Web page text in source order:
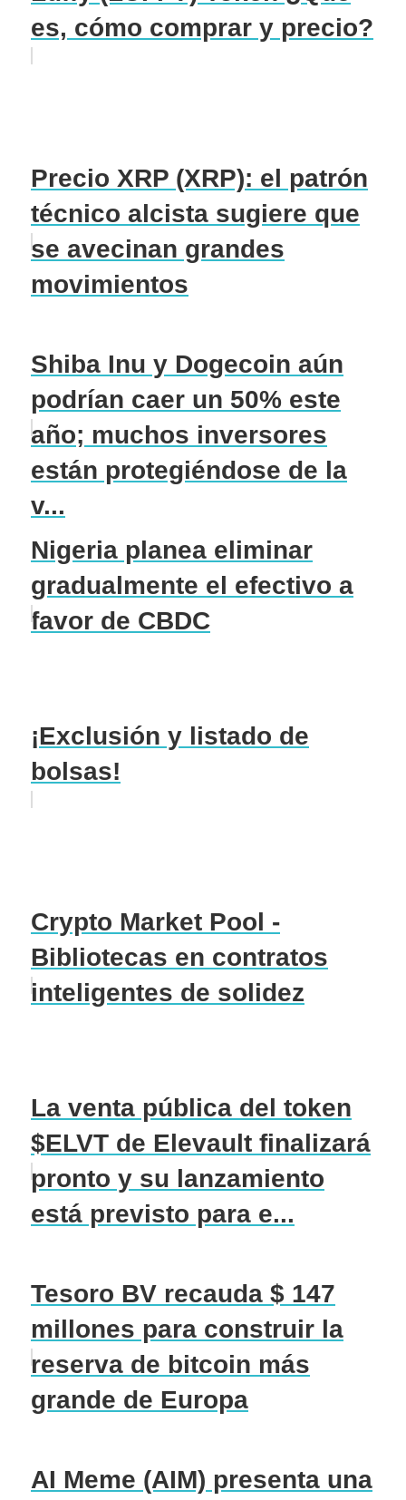
es, cómo comprar y precio?
Precio XRP (XRP): el patrón
técnico alcista sugiere que
se avecinan grandes
movimientos
Shiba Inu y Dogecoin aún
podrían caer un 50% este
año; muchos inversores
están protegiéndose de la
v...
Nigeria planea eliminar
gradualmente el efectivo a
favor de CBDC
¡Exclusión y listado de
bolsas!
Crypto Market Pool -
Bibliotecas en contratos
inteligentes de solidez
La venta pública del token
$ELVT de Elevault finalizará
pronto y su lanzamiento
está previsto para e...
Tesoro BV recauda $ 147
millones para construir la
reserva de bitcoin más
grande de Europa
AI Meme (AIM) presenta una